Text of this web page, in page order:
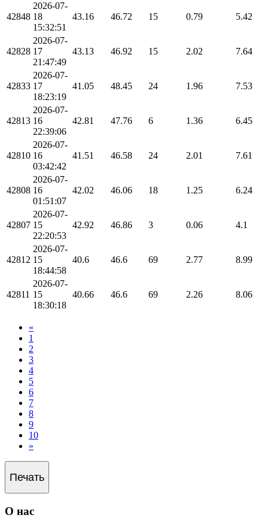
42848
2026-07-
18
15:32:51
43.16 46.72 15 0.79 5.42
42828
2026-07-
17
21:47:49
43.13 46.92 15 2.02 7.64
42833
2026-07-
17
18:23:19
41.05 48.45 24 1.96 7.53
42813
2026-07-
16
22:39:06
42.81 47.76 6 1.36 6.45
42810
2026-07-
16
03:42:42
41.51 46.58 24 2.01 7.61
42808
2026-07-
16
01:51:07
42.02 46.06 18 1.25 6.24
42807
2026-07-
15
22:20:53
42.92 46.86 3 0.06 4.1
42812
2026-07-
15
18:44:58
40.6 46.6 69 2.77 8.99
42811
2026-07-
15
18:30:18
40.66 46.6 69 2.26 8.06
«
1
2
3
4
5
6
7
8
9
10
»
Печать
О нас